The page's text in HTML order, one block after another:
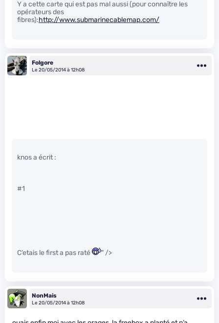
Y a cette carte qui est pas mal aussi (pour connaître les
opérateurs des
fibres):http://www.submarinecablemap.com/
Folgore
Le 20/05/2014 à 12h08
knos a écrit :
#1
C’etais le first a pas raté " />
NonMais
Le 20/05/2014 à 12h08